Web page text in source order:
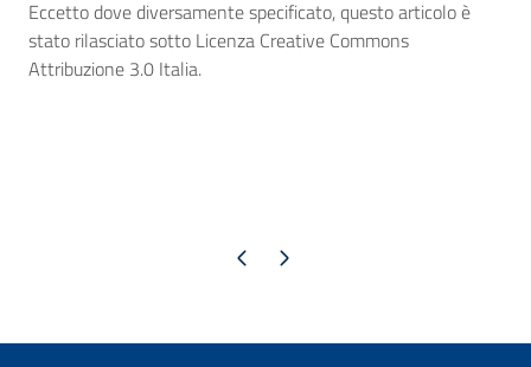
Eccetto dove diversamente specificato, questo articolo è
stato rilasciato sotto Licenza Creative Commons
Attribuzione 3.0 Italia.
Pagina precedente
Pagina successiva